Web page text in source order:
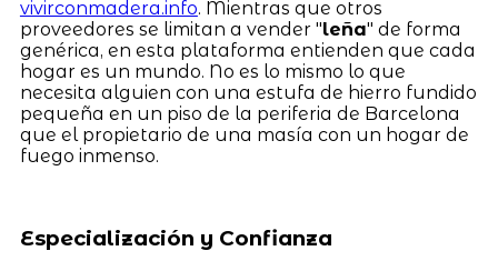
vivirconmadera.info. Mientras que otros
proveedores se limitan a vender "leña" de forma
genérica, en esta plataforma entienden que cada
hogar es un mundo. No es lo mismo lo que
necesita alguien con una estufa de hierro fundido
pequeña en un piso de la periferia de Barcelona
que el propietario de una masía con un hogar de
fuego inmenso.
Especialización y Confianza